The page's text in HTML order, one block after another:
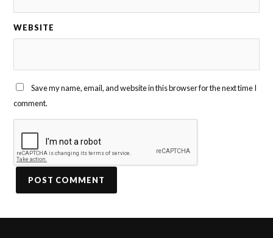
WEBSITE
Save my name, email, and website in this browser for the next time I
comment.